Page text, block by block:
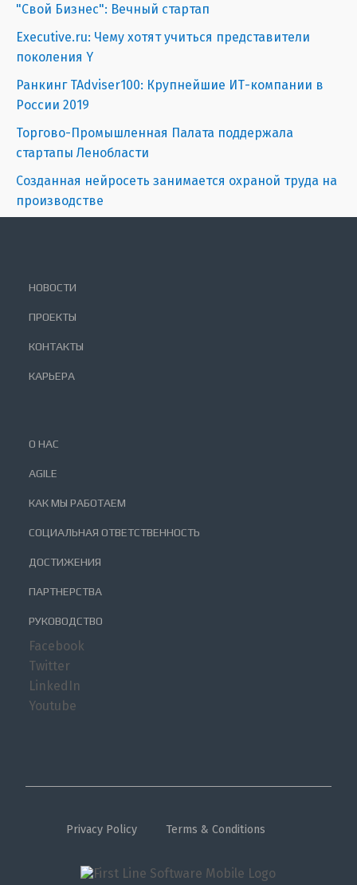
"Свой Бизнес": Вечный стартап
Executive.ru: Чему хотят учиться представители
поколения Y
Ранкинг TAdviser100: Крупнейшие ИТ-компании в
России 2019
Торгово-Промышленная Палата поддержала
стартапы Ленобласти
Созданная нейросеть занимается охраной труда на
производстве
НОВОСТИ
ПРОЕКТЫ
КОНТАКТЫ
КАРЬЕРА
О НАС
AGILE
КАК МЫ РАБОТАЕМ
СОЦИАЛЬНАЯ ОТВЕТСТВЕННОСТЬ
ДОСТИЖЕНИЯ
ПАРТНЕРСТВА
РУКОВОДСТВО
Facebook
Twitter
LinkedIn
Youtube
Privacy Policy Terms & Conditions